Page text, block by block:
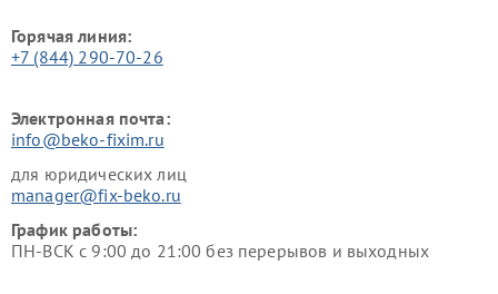
Горячая линия:
+7 (844) 290-70-26
Электронная почта:
info@beko-fixim.ru
для юридических лиц
manager@fix-beko.ru
График работы:
ПН-ВСК с 9:00 до 21:00 без перерывов и выходных